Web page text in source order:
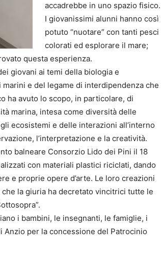
accadrebbe in uno spazio fisico.
I giovanissimi alunni hanno così
potuto “nuotare” con tanti pesci
colorati ed esplorare il mare;
questa esperienza.
giovani ai temi della biologia e
e del legame di interdipendenza che
ha avuto lo scopo, in particolare, di
marina, intesa come diversità delle
ecosistemi e delle interazioni all’interno
l’interpretazione e la creatività.
balneare Consorzio Lido dei Pini il 18
con materiali plastici riciclati, dando
e proprie opere d’arte. Le loro creazioni
la giuria ha decretato vincitrici tutte le
i bambini, le insegnanti, le famiglie, i
per la concessione del Patrocinio